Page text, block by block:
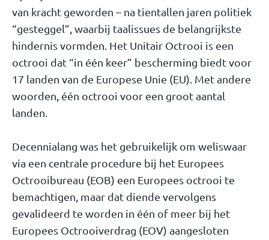
van kracht geworden – na tientallen jaren politiek
“gesteggel”, waarbij taalissues de belangrijkste
hindernis vormden. Het Unitair Octrooi is een
octrooi dat “in één keer” bescherming biedt voor
17 landen van de Europese Unie (EU). Met andere
woorden, één octrooi voor een groot aantal
landen.
Decennialang was het gebruikelijk om weliswaar
via een centrale procedure bij het Europees
Octrooibureau (EOB) een Europees octrooi te
bemachtigen, maar dat diende vervolgens
gevalideerd te worden in één of meer bij het
Europees Octrooiverdrag (EOV) aangesloten